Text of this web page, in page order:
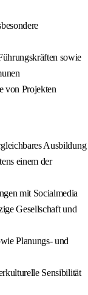
sowie
von Projekten
Ausbildung
einem der
mit Socialmedia
Gesellschaft und
Planungs- und
Sensibilität